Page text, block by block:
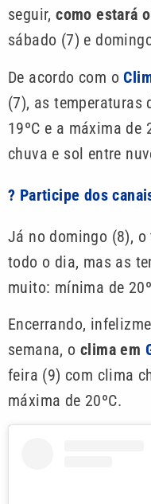
seguir,como estará
sábado (7) e
De acordo com o
(7), as temperaturas
19ºC e a máxima de
chuva e sol entre
? Participe dos
Já no domingo (8),
todo o dia, mas as
muito: mínima de
Encerrando,
semana, oclima em
feira (9) com clima
máxima de 20ºC.